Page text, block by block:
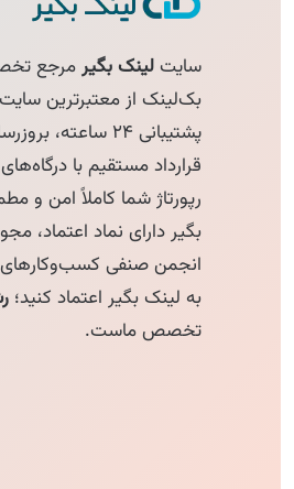
سایتلینک بگیرمرجع
بک‌لینک از معتبرترین
پشتیبانی ۲۴ ساعته،
قرارداد مستقیم با
رپورتاژ شما کاملاً امن و
بگیر دارای نماد اعتماد،
انجمن صنفی کسب‌وکارهای
به لینک بگیر اعتماد کنید؛
تخصص ماست.